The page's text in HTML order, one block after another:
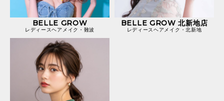
BELLE GROW
レディースヘアメイク・難波
BELLE GROW 北新地店
レディースヘアメイク・北新地